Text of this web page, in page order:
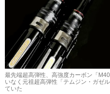
最先端超高弾性、高強度カーボン「
いなく元祖超高弾性「テムジン・ガゼ
ていた